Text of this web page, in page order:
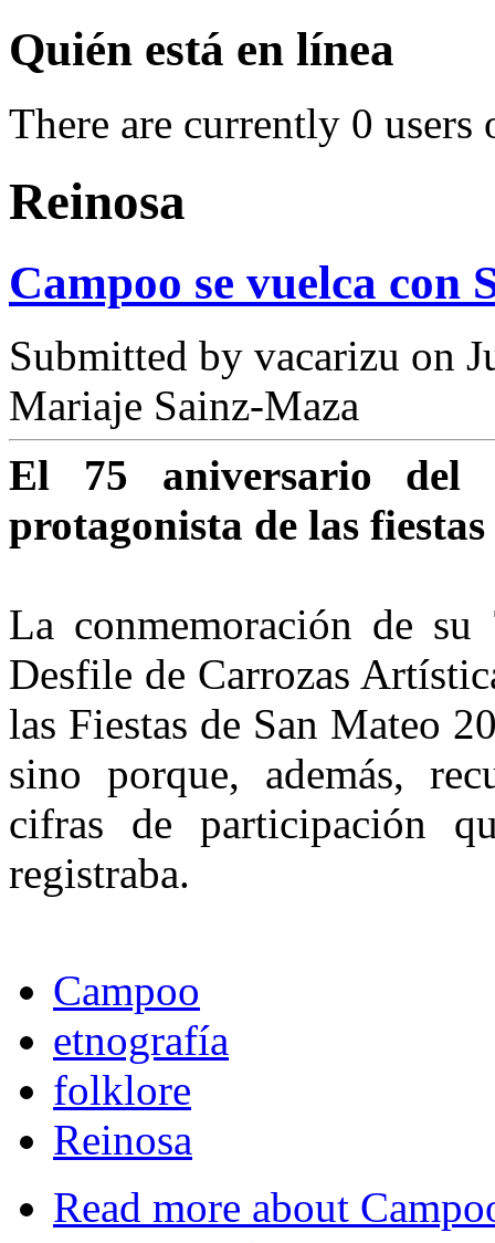
Quién está en línea
There are currently 0 users
Reinosa
Campoo se vuelca con
Submitted by vacarizu on
Mariaje Sainz-Maza
El 75 aniversario del
protagonista de las fiestas
La conmemoración de
Des­file de Carrozas
las Fiestas de San Mateo
sino porque, además,
cifras de participación
registraba.
Campoo
etnografía
folklore
Reinosa
Read more about